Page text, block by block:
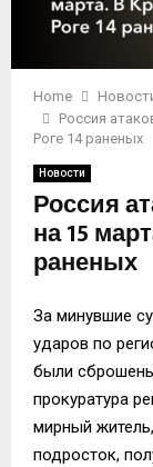
Home
Россия
Роге 14 раненых
Новости
Россия
на 15
раненых
За минувшие
ударов по
были
прокуратура
мирный
подросток,